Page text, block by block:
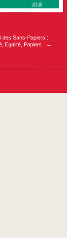
VENIR
des Sans-Papiers :
Egalité, Papiers ! →